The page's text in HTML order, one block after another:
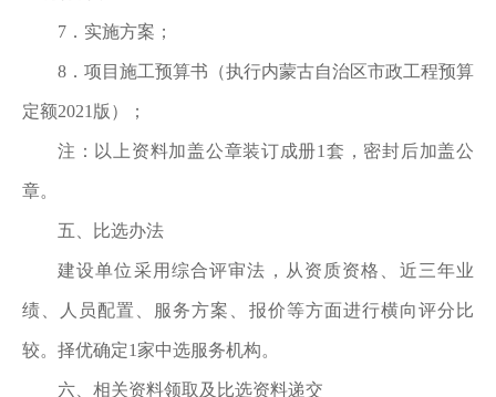
7．实施方案；
8．项目施工预算书（执行内蒙古自治区市政工程预算
定额2021版）；
注： 以上资料加盖公章装订成册1套， 密封后加盖公
章。
五、比选办法
建设单位采用综合评审法，从资质资格、近三年业
绩、人员配置、服务方案、报价等方面进行横向评分比
较。择优确定1家中选服务机构。
六、 相关资料领取及 比选资料递交